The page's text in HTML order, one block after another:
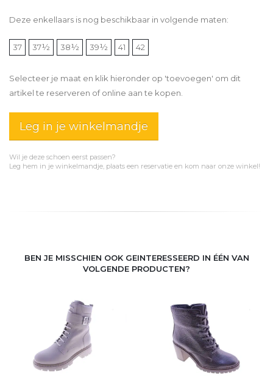
Deze enkellaars is nog beschikbaar in volgende maten:
37 37½ 38½ 39½ 41 42
Selecteer je maat en klik hieronder op 'toevoegen' om dit
artikel te reserveren of online aan te kopen.
Leg in je winkelmandje
Wil je deze schoen eerst passen?
Leg hem in je winkelmandje, plaats een reservatie en kom naar onze winkel!
BEN JE MISSCHIEN OOK GEINTERESSEERD IN ÉÉN VAN
VOLGENDE PRODUCTEN?